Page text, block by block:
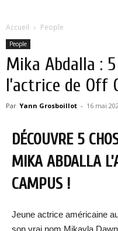
Accueil People
People
Mika Abdalla :
l’actrice de Off
Par Yann Grosboillot - 16 mai
DÉCOUVRE 5
MIKA ABDALLA
CAMPUS !
Jeune actrice américaine
son vrai nom Mikayla